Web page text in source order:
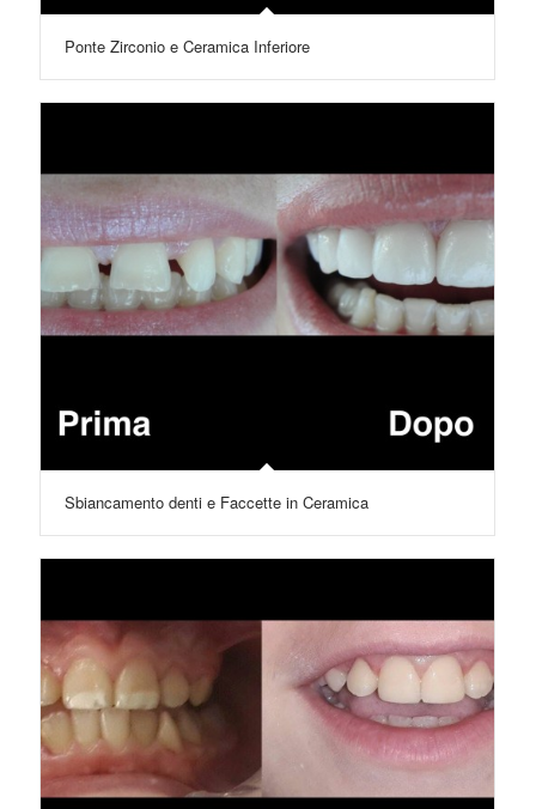
Ponte Zirconio e Ceramica Inferiore
Sbiancamento denti e Faccette in Ceramica